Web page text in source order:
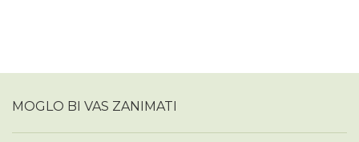
MOGLO BI VAS ZANIMATI